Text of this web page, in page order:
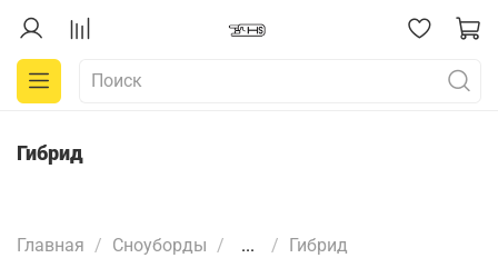
Гибрид
Главная Сноуборды ... Гибрид